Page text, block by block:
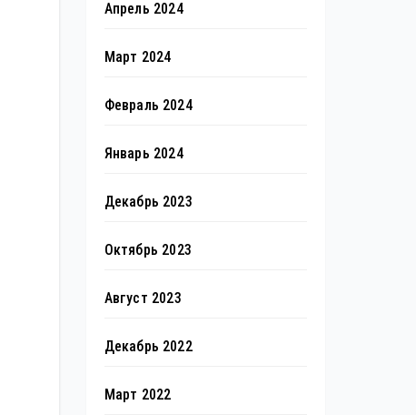
Апрель 2024
Март 2024
Февраль 2024
Январь 2024
Декабрь 2023
Октябрь 2023
Август 2023
Декабрь 2022
Март 2022